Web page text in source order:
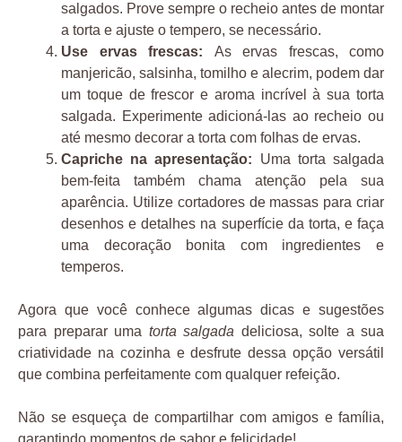
salgados. Prove sempre o recheio antes de montar
a torta e ajuste o tempero, se necessário.
Use ervas frescas: As ervas frescas, como
manjericão, salsinha, tomilho e alecrim, podem dar
um toque de frescor e aroma incrível à sua torta
salgada. Experimente adicioná-las ao recheio ou
até mesmo decorar a torta com folhas de ervas.
Capriche na apresentação: Uma torta salgada
bem-feita também chama atenção pela sua
aparência. Utilize cortadores de massas para criar
desenhos e detalhes na superfície da torta, e faça
uma decoração bonita com ingredientes e
temperos.
Agora que você conhece algumas dicas e sugestões
para preparar uma torta salgada deliciosa, solte a sua
criatividade na cozinha e desfrute dessa opção versátil
que combina perfeitamente com qualquer refeição.
Não se esqueça de compartilhar com amigos e família,